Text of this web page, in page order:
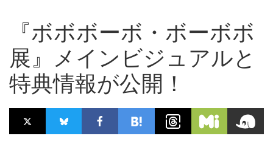
『ボボボーボ・ボーボボ
展』メインビジュアルと
特典情報が公開！